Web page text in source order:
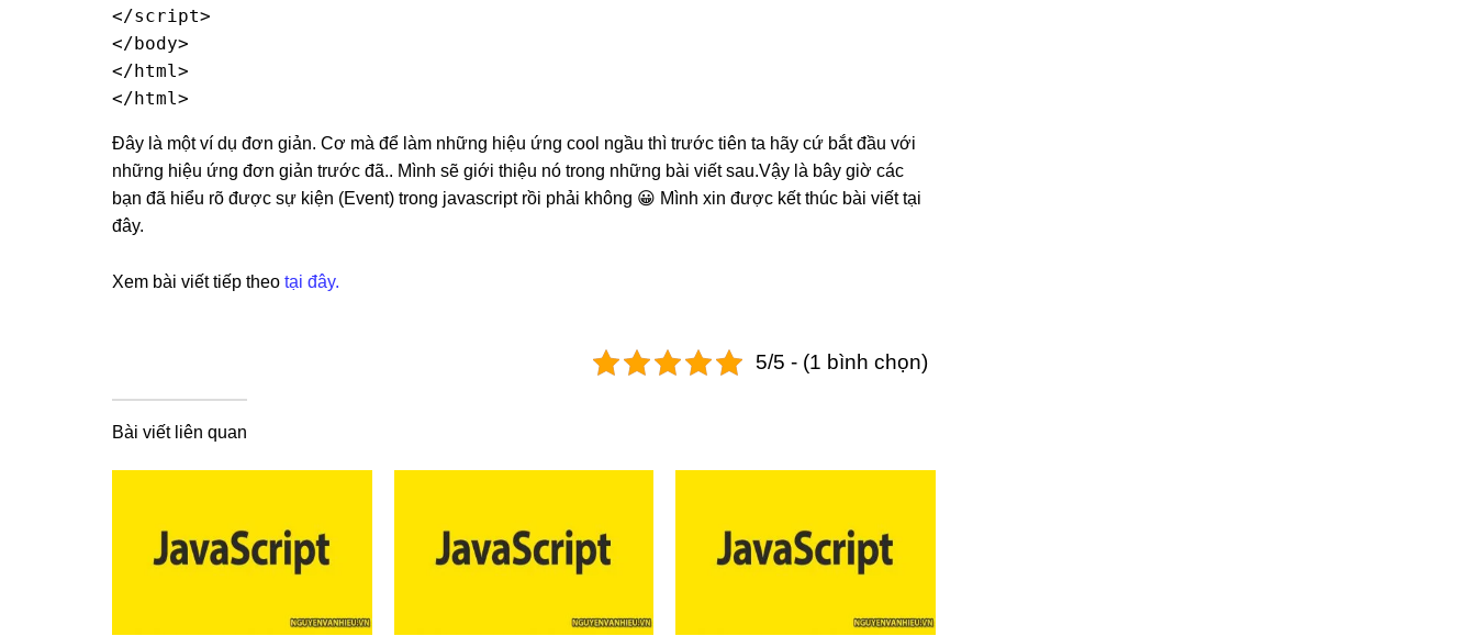
</script>
</body>
</html>
</html>
Đây là một ví dụ đơn giản. Cơ mà để làm những hiệu ứng cool ngầu thì trước tiên ta hãy cứ bắt đầu với
những hiệu ứng đơn giản trước đã.. Mình sẽ giới thiệu nó trong những bài viết sau.Vậy là bây giờ các
bạn đã hiểu rõ được sự kiện (Event) trong javascript rồi phải không 😀 Mình xin được kết thúc bài viết tại
đây.
Xem bài viết tiếp theo tại đây.
5/5 - (1 bình chọn)
Bài viết liên quan